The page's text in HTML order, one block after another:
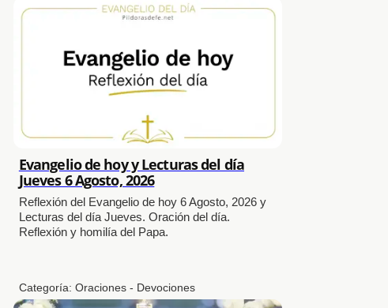
Evangelio de hoy y Lecturas del día
Jueves 6 Agosto, 2026
Reflexión del Evangelio de hoy 6 Agosto, 2026 y
Lecturas del día Jueves. Oración del día.
Reflexión y homilía del Papa.
Categoría: Oraciones - Devociones